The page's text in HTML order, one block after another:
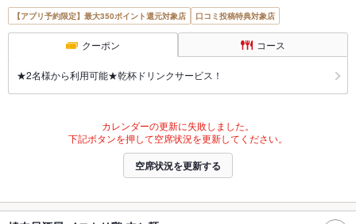
【アプリ予約限定】最大350ポイント還元対象店 口コミ投稿特典対象店
クーポン コース
★2名様から利用可能★乾杯ドリンクサービス！
カレンダーの更新に失敗しました。
下記ボタンを押して空席状況を更新してください。
空席状況を更新する